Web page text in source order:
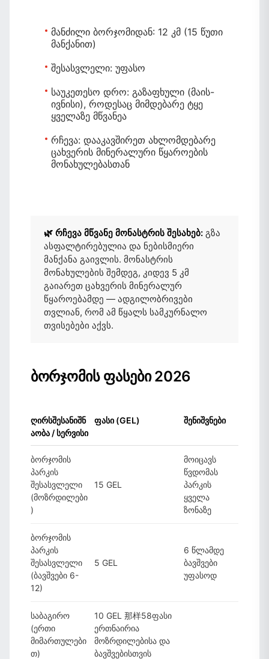
მანძილი ბორჯომიდან: 12 კმ (15 წუთი
მანქანით)
შესასვლელი: უფასო
საუკეთესო დრო: გაზაფხული (მაის-
ივნისი), როდესაც მიმდებარე ტყე
ყველაზე მწვანეა
რჩევა: დააკავშირეთ ახლომდებარე
ცახვერის მინერალური წყაროების
მონახულებასთან
🌿 რჩევა მწვანე მონასტრის შესახებ: გზა
ასფალტირებულია და ნებისმიერი
მანქანა გაივლის. მონასტრის
მონახულების შემდეგ, კიდევ 5 კმ
გაიარეთ ცახვერის მინერალურ
წყაროებამდე — ადგილობრივები
თვლიან, რომ ამ წყალს სამკურნალო
თვისებები აქვს.
ბორჯომის ფასები 2026
ღირსშესანიშნ
აობა / სერვისი
ფასი (GEL) შენიშვნები
ბორჯომის
პარკის
შესასვლელი
(მოზრდილები
)
15 GEL
მოიცავს
წვდომას
პარკის
ყველა
ზონაზე
ბორჯომის
პარკის
შესასვლელი
(ბავშვები 6-
12)
5 GEL
6 წლამდე
ბავშვები
უფასოდ
საბაგირო
(ერთი
მიმართულები
თ)
10 GEL 那样58ფასი
ერთნაირია
მოზრდილებისა და
ბავშვებისთვის